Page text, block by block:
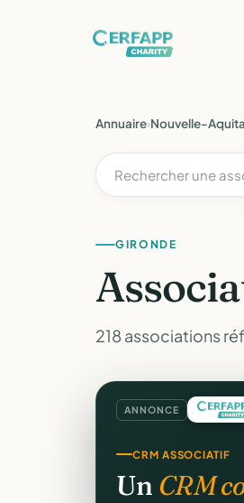
Annuaire›Nouvelle-
GIRONDE
218 associations
ANNONCE
CRM ASSOCIATIF
Un CRM